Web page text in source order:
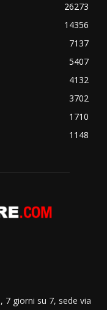
26273
14356
7137
5407
4132
3702
1710
1148
7 giorni su 7, sede via